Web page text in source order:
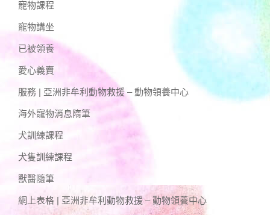
寵物課程
寵物講坐
已被領養
愛心義賣
服務 | 亞洲非牟利動物救援 – 動物領養中心
海外寵物消息隋筆
犬訓練課程
犬隻訓練課程
獸醫隨筆
網上表格 | 亞洲非牟利動物救援 – 動物領養中心